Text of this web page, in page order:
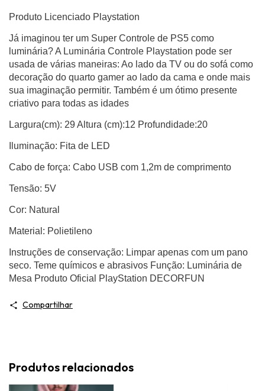
Produto Licenciado Playstation
Já imaginou ter um Super Controle de PS5 como
luminária? A Luminária Controle Playstation pode ser
usada de várias maneiras: Ao lado da TV ou do sofá como
decoração do quarto gamer ao lado da cama e onde mais
sua imaginação permitir. Também é um ótimo presente
criativo para todas as idades
Largura(cm): 29 Altura (cm):12 Profundidade:20
Iluminação: Fita de LED
Cabo de força: Cabo USB com 1,2m de comprimento
Tensão: 5V
Cor: Natural
Material: Polietileno
Instruções de conservação: Limpar apenas com um pano
seco. Teme químicos e abrasivos Função: Luminária de
Mesa Produto Oficial PlayStation DECORFUN
Compartilhar
Produtos relacionados